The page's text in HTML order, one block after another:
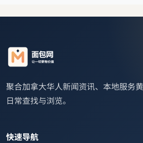
聚合加拿大华人新闻资讯、本地服务
日常查找与浏览。
快速导航